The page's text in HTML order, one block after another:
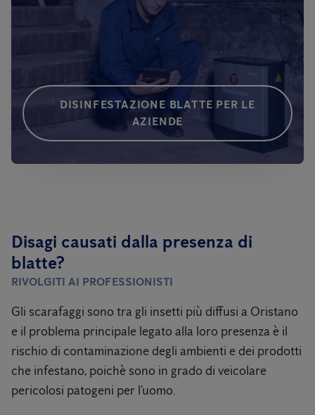
DISINFESTAZIONE BLATTE PER LE
AZIENDE
Disagi causati dalla presenza di
blatte?
RIVOLGITI AI PROFESSIONISTI
Gli scarafaggi sono tra gli insetti più diffusi a Oristano
e il problema principale legato alla loro presenza è il
rischio di contaminazione degli ambienti e dei prodotti
che infestano, poichè sono in grado di veicolare
pericolosi patogeni per l’uomo.